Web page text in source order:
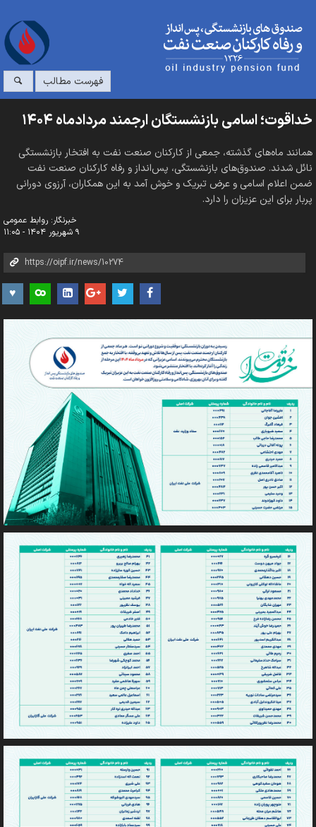
فهرست مطالب
خداقوت؛ اسامی بازنشستگان ارجمند مردادماه ۱۴۰۴
همانند ماه‌های گذشته، جمعی از کارکنان صنعت نفت به افتخار بازنشستگی
نائل شدند. صندوق‌های بازنشستگی، پس‌انداز و رفاه کارکنان صنعت نفت
ضمن اعلام اسامی و عرض تبریک و خوش آمد به این همکاران، آرزوی دورانی
پربار برای این عزیزان را دارد.
خبرنگار: روابط عمومی
۹ شهریور ۱۴۰۴ - ۱۱:۰۵